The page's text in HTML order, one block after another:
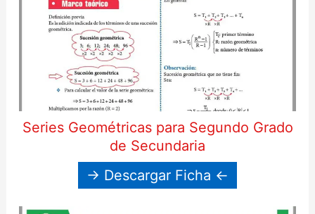
Series Geométricas para Segundo Grado
de Secundaria
→ Descargar Ficha ←